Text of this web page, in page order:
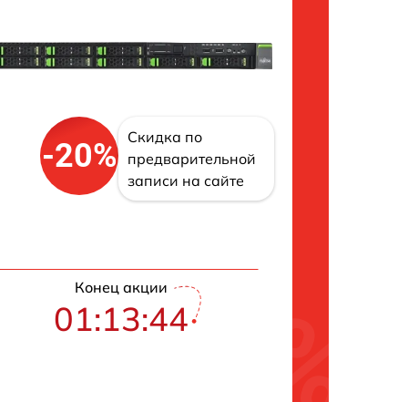
-20%
Скидка по
предварительной
записи на сайте
Конец акции
01:13:43